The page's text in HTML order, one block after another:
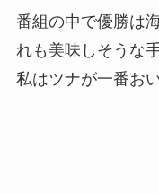
番組の中で優勝は
れも美味しそうな
私はツナが一番お